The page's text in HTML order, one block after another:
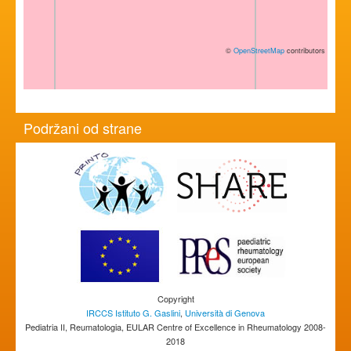
© OpenStreetMap contributors
Podržani od strane
Copyright
IRCCS Istituto G. Gaslini, Università di Genova
Pediatria II, Reumatologia, EULAR Centre of Excellence in Rheumatology 2008-
2018